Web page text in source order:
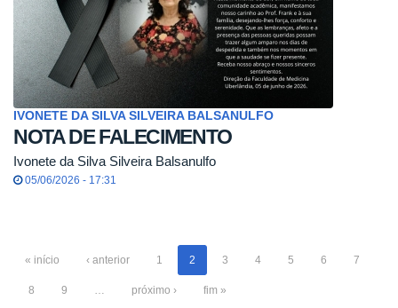
IVONETE DA SILVA SILVEIRA BALSANULFO
NOTA DE FALECIMENTO
Ivonete da Silva Silveira Balsanulfo
05/06/2026 - 17:31
« início ‹ anterior 1 2 3 4 5 6 7
8 9 … próximo › fim »